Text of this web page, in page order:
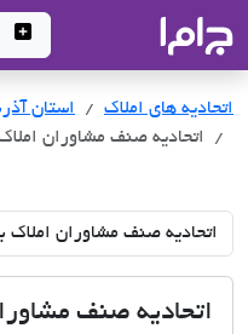
- سامانه
اتحادیه های املاک اتحادیه
استان
اتحادیه صنف مشاوران
اتحادیه صنف